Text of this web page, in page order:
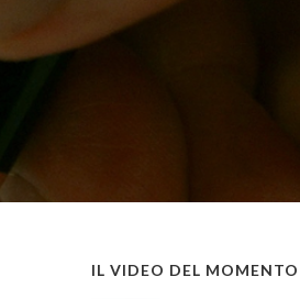
IL VIDEO DEL MOMENTO